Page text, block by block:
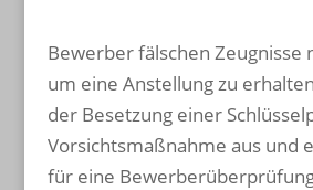
Bewerber fälschen Zeugnisse
um eine Anstellung zu
der Besetzung einer
Vorsichtsmaßnahme aus und
für eine